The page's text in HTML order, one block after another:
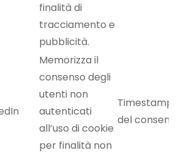
finalità di
tracciamento e
pubblicità.
Memorizza il
consenso degli
utenti non
autenticati
all’uso di cookie
per finalità non
Timestamp
del consenso